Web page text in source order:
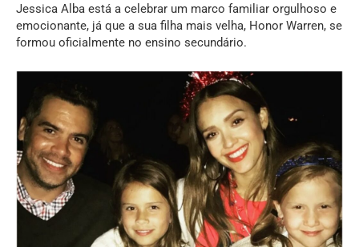
Jessica Alba está a celebrar um marco familiar orgulhoso e
emocionante, já que a sua filha mais velha, Honor Warren, se
formou oficialmente no ensino secundário.